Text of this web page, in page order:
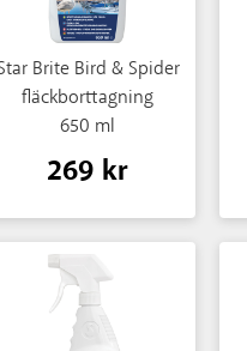
Brite Bird & Spider
fläckborttagning
650 ml
269 kr